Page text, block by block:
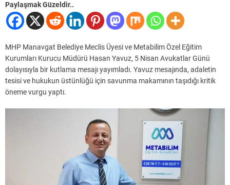
Paylaşmak Güzeldir..
MHP Manavgat Belediye Meclis Üyesi ve Metabilim Özel Eğitim
Kurumları Kurucu Müdürü Hasan Yavuz, 5 Nisan Avukatlar Günü
dolayısıyla bir kutlama mesajı yayımladı. Yavuz mesajında, adaletin
tesisi ve hukukun üstünlüğü için savunma makamının taşıdığı kritik
öneme vurgu yaptı.